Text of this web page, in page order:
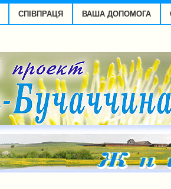
СПІВПРАЦЯ ВАША ДОПОМОГА